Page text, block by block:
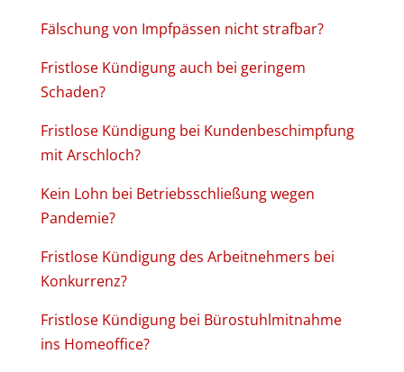
Fälschung von Impfpässen nicht strafbar?
Fristlose Kündigung auch bei geringem
Schaden?
Fristlose Kündigung bei Kundenbeschimpfung
mit Arschloch?
Kein Lohn bei Betriebsschließung wegen
Pandemie?
Fristlose Kündigung des Arbeitnehmers bei
Konkurrenz?
Fristlose Kündigung bei Bürostuhlmitnahme
ins Homeoffice?